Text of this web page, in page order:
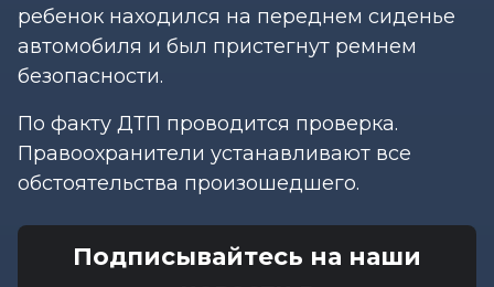
ребенок находился на переднем сиденье
автомобиля и был пристегнут ремнем
безопасности.
По факту ДТП проводится проверка.
Правоохранители устанавливают все
обстоятельства произошедшего.
Подписывайтесь на наши